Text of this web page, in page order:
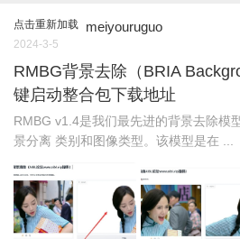
点击重新加载 meiyouruguo
2024-3-5
RMBG背景去除（BRIA
键启动整合包下载地址
RMBG v1.4是我们最先进的背景去除模
景分离 类别和图像类型。该模型是在 ...